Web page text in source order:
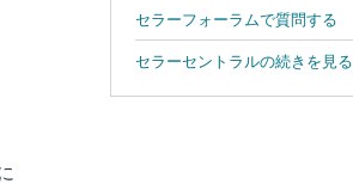
セラーフォーラムで質問する
セラーセントラルの続きを見る